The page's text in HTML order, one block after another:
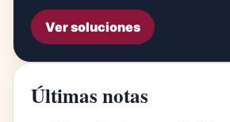
Ver soluciones
Últimas notas